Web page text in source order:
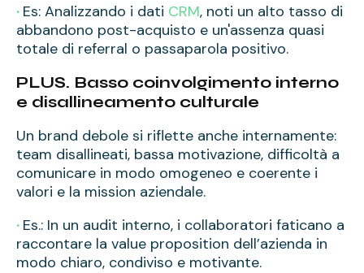
· Es: Analizzando i dati CRM, noti un alto tasso di
abbandono post-acquisto e un'assenza quasi
totale di referral o passaparola positivo.
PLUS. Basso coinvolgimento interno
e disallineamento culturale
Un brand debole si riflette anche internamente:
team disallineati, bassa motivazione, difficoltà a
comunicare in modo omogeneo e coerente i
valori e la mission aziendale.
· Es.: In un audit interno, i collaboratori faticano a
raccontare la value proposition dell’azienda in
modo chiaro, condiviso e motivante.